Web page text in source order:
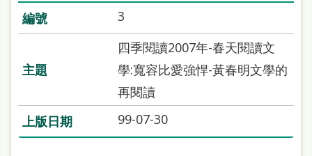
童
版
常
問
3
四季閱讀2007年-春天閱讀文
學:寬容比愛強悍-黃春明文學的
再閱讀
99-07-30